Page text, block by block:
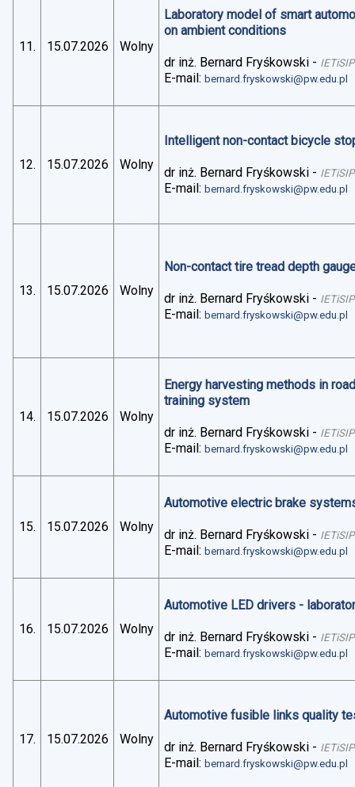
11. 15.07.2026 Wolny
Laboratory model of smart
on ambient conditions
dr inż. Bernard Fryśkowski - IETiSIP
E-mail:bernard.fryskowski@pw.edu.pl
12. 15.07.2026 Wolny
Intelligent non-contact bicycle
dr inż. Bernard Fryśkowski - IETiSIP
E-mail:bernard.fryskowski@pw.edu.pl
13. 15.07.2026 Wolny
Non-contact tire tread depth
dr inż. Bernard Fryśkowski - IETiSIP
E-mail:bernard.fryskowski@pw.edu.pl
14. 15.07.2026 Wolny
Energy harvesting methods in
training system
dr inż. Bernard Fryśkowski - IETiSIP
E-mail:bernard.fryskowski@pw.edu.pl
15. 15.07.2026 Wolny
Automotive electric brake
dr inż. Bernard Fryśkowski - IETiSIP
E-mail:bernard.fryskowski@pw.edu.pl
16. 15.07.2026 Wolny
Automotive LED drivers -
dr inż. Bernard Fryśkowski - IETiSIP
E-mail:bernard.fryskowski@pw.edu.pl
17. 15.07.2026 Wolny
Automotive fusible links quality
dr inż. Bernard Fryśkowski - IETiSIP
E-mail:bernard.fryskowski@pw.edu.pl